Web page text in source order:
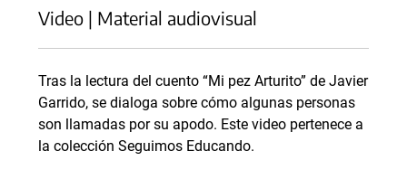
Video | Material audiovisual
Tras la lectura del cuento “Mi pez Arturito” de Javier
Garrido, se dialoga sobre cómo algunas personas
son llamadas por su apodo. Este video pertenece a
la colección Seguimos Educando.